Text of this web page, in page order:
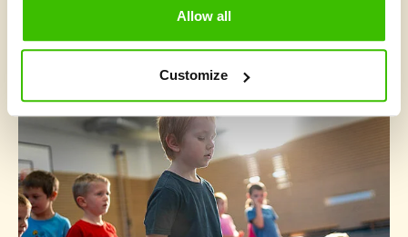
Allow all
Customize
Čo je v Gymnathlone nové?